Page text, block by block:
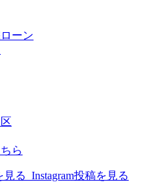
ーン
ら
見る Instagram投稿を見る